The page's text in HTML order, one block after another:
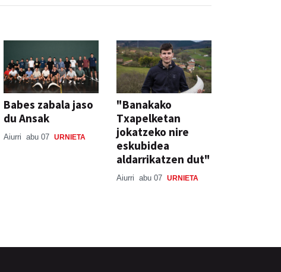
Babes zabala jaso
du Ansak
Aiurri abu 07 URNIETA
"Banakako
Txapelketan
jokatzeko nire
eskubidea
aldarrikatzen dut"
Aiurri abu 07 URNIETA